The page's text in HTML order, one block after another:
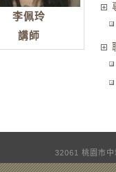
李佩玲
講師
32061 桃園市